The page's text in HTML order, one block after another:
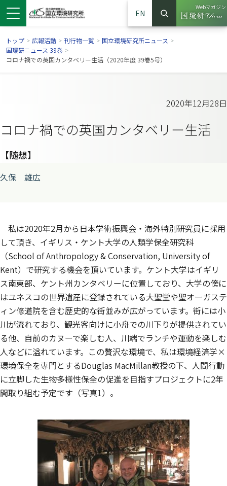
ウで開きます）
ンドウで開きます）
ウインドウで開きます）
EN
サイト内検索
検索
Webマガジン
（別ウイ
トップ > 広報活動 > 刊行物一覧 > 国立環境研究所ニュース >
国環研ニュース 39巻 >
コロナ禍での英国カンタベリー生活（2020年度 39巻5号）
2020年12月28日
コロナ禍での英国カンタベリー生活
【随想】
久保 雄広
私は2020年2月から日本学術振興会・海外特別研究員に採用
して頂き、イギリス・ケント大学の人類学保全研究科
（School of Anthropology & Conservation, University of
Kent）で研究する機会を頂いています。ケント大学はイギリ
ス南東部、ケント州カンタベリーに位置しており、大学の傍に
はユネスコの世界遺産に登録されている大聖堂や聖オーガステ
ィン修道院を含む歴史的な街並みが広がっています。街には小
川が流れており、観光客向けに小舟での川下りが提供されてい
る他、自前のカヌーで楽しむ人、川端でランチや運動を楽しむ
人などに溢れています。この贅沢な環境で、私は環境経済学×
環境保全を専門とするDouglas MacMillan教授の下、人間行動
に立脚した生物多様性保全の促進を目指すプロジェクトに2年
間取り組む予定です（写真1）。